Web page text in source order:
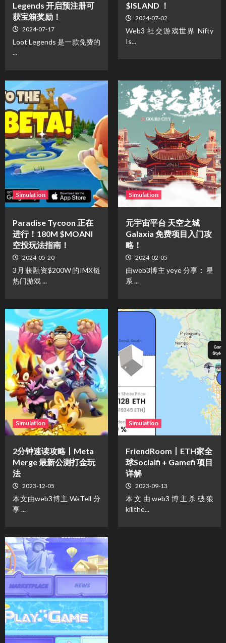
Legends 开启预注册可
获宝箱奖励！
2024-07-17
Loot Legends 是一款免费的
...
$ISLAND ！
2024-07-02
Web3 社交游戏世界 Nifty
Is...
Simulation
Paradise Tycoon 正在
进行！180M $MOANI
空投玩法指南！
2024-05-20
3月获融资$200W的IMX链
热门游戏 ...
Simulation
元宇宙平台 天空之城
Galaxia 免费项目入门攻
略！
2024-02-05
由web3博主 yeye 分享： 星
系 ...
Simulation
2分钟速读攻略丨Meta
Merge 最新公测打金玩
法
2023-12-05
本文由web3博主 WaTell 分
享 ...
Simulation
FriendRoom丨ETH家全
球Socialfi + Gamefi 项目
详解
2023-09-13
本文由web3博主杀破狼
killthe...